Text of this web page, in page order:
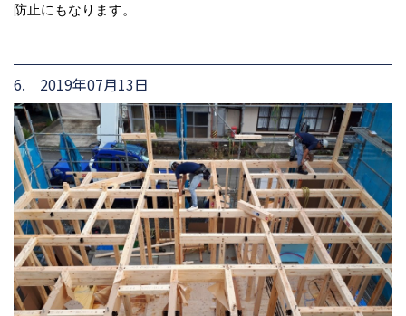
防止にもなります。
6. 2019年07月13日